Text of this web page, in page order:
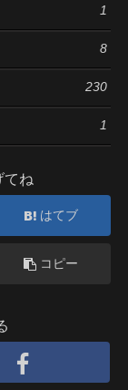
1
8
230
1
てね
はてブ
コピー